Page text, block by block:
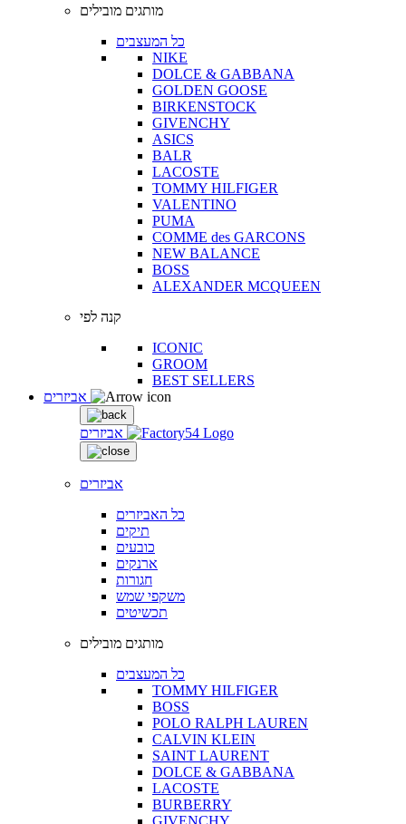
מותגים מובילים
כל המעצבים
NIKE
DOLCE & GABBANA
GOLDEN GOOSE
BIRKENSTOCK
GIVENCHY
ASICS
BALR
LACOSTE
TOMMY HILFIGER
VALENTINO
PUMA
COMME des GARCONS
NEW BALANCE
BOSS
ALEXANDER MCQUEEN
קנה לפי
ICONIC
GROOM
BEST SELLERS
אביזרים
אביזרים
כל האביזרים
תיקים
כובעים
ארנקים
חגורות
משקפי שמש
תכשיטים
מותגים מובילים
כל המעצבים
TOMMY HILFIGER
BOSS
POLO RALPH LAUREN
CALVIN KLEIN
SAINT LAURENT
DOLCE & GABBANA
LACOSTE
BURBERRY
GIVENCHY